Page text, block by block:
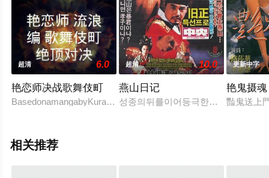
超清 6.0
艳恋师决战歌舞伎町
超清 10.0
燕山日记
성종의뒤를이어등극한조선조10대
更新中字
艳鬼摄魂
豔鬼送上
相关推荐